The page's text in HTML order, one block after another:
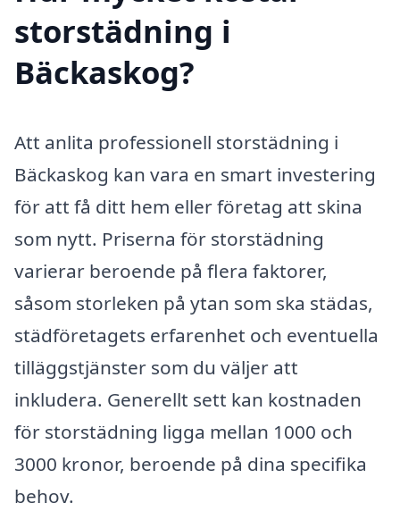
storstädning i
Bäckaskog?
Att anlita professionell storstädning i
Bäckaskog kan vara en smart investering
för att få ditt hem eller företag att skina
som nytt. Priserna för storstädning
varierar beroende på flera faktorer,
såsom storleken på ytan som ska städas,
städföretagets erfarenhet och eventuella
tilläggstjänster som du väljer att
inkludera. Generellt sett kan kostnaden
för storstädning ligga mellan 1000 och
3000 kronor, beroende på dina specifika
behov.